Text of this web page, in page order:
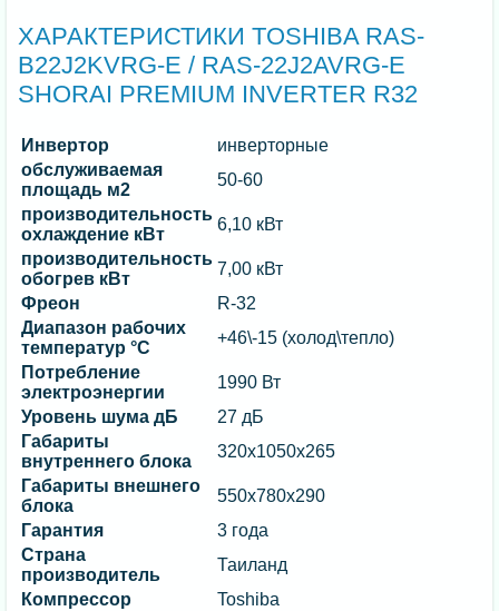
ХАРАКТЕРИСТИКИ TOSHIBA RAS-
B22J2KVRG-E / RAS-22J2AVRG-E
SHORAI PREMIUM INVERTER R32
Инвертор
инверторные
обслуживаемая
площадь м2
50-60
производительность
охлаждение кВт
6,10 кВт
производительность
обогрев кВт
7,00 кВт
Фреон
R-32
Диапазон рабочих
температур °C
+46\-15 (холод\тепло)
Потребление
электроэнергии
1990 Вт
Уровень шума дБ
27 дБ
Габариты
внутреннего блока
320x1050x265
Габариты внешнего
блока
550x780x290
Гарантия
3 года
Страна
производитель
Таиланд
Компрессор
Toshiba